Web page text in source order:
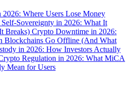
Where Users Lose Money
Sovereignty in 2026: What It
Breaks) Crypto Downtime in 2026:
Blockchains Go Offline (And What
in 2026: How Investors Actually
Regulation in 2026: What MiCA
Mean for Users